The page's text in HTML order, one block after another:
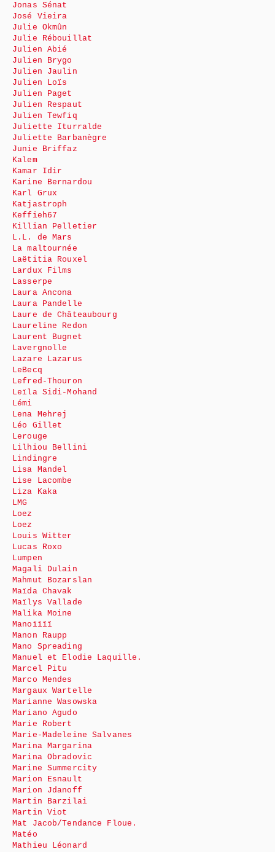
Jonas Sénat
José Vieira
Julie Okmûn
Julie Rébouillat
Julien Abié
Julien Brygo
Julien Jaulin
Julien Loïs
Julien Paget
Julien Respaut
Julien Tewfiq
Juliette Iturralde
Juliette Barbanègre
Junie Briffaz
Kalem
Kamar Idir
Karine Bernardou
Karl Grux
Katjastroph
Keffieh67
Killian Pelletier
L.L. de Mars
La maltournée
Laëtitia Rouxel
Lardux Films
Lasserpe
Laura Ancona
Laura Pandelle
Laure de Châteaubourg
Laureline Redon
Laurent Bugnet
Lavergnolle
Lazare Lazarus
LeBecq
Lefred-Thouron
Leïla Sidi-Mohand
Lémi
Lena Mehrej
Léo Gillet
Lerouge
Lilhiou Bellini
Lindingre
Lisa Mandel
Lise Lacombe
Liza Kaka
LMG
Loez
Loez
Louis Witter
Lucas Roxo
Lumpen
Magali Dulain
Mahmut Bozarslan
Maïda Chavak
Maïlys Vallade
Malika Moine
Manoïïïï
Manon Raupp
Mano Spreading
Manuel et Elodie Laquille.
Marcel Pitu
Marco Mendes
Margaux Wartelle
Marianne Wasowska
Mariano Agudo
Marie Robert
Marie-Madeleine Salvanes
Marina Margarina
Marina Obradovic
Marine Summercity
Marion Esnault
Marion Jdanoff
Martin Barzilai
Martin Viot
Mat Jacob/Tendance Floue.
Matéo
Mathieu Léonard